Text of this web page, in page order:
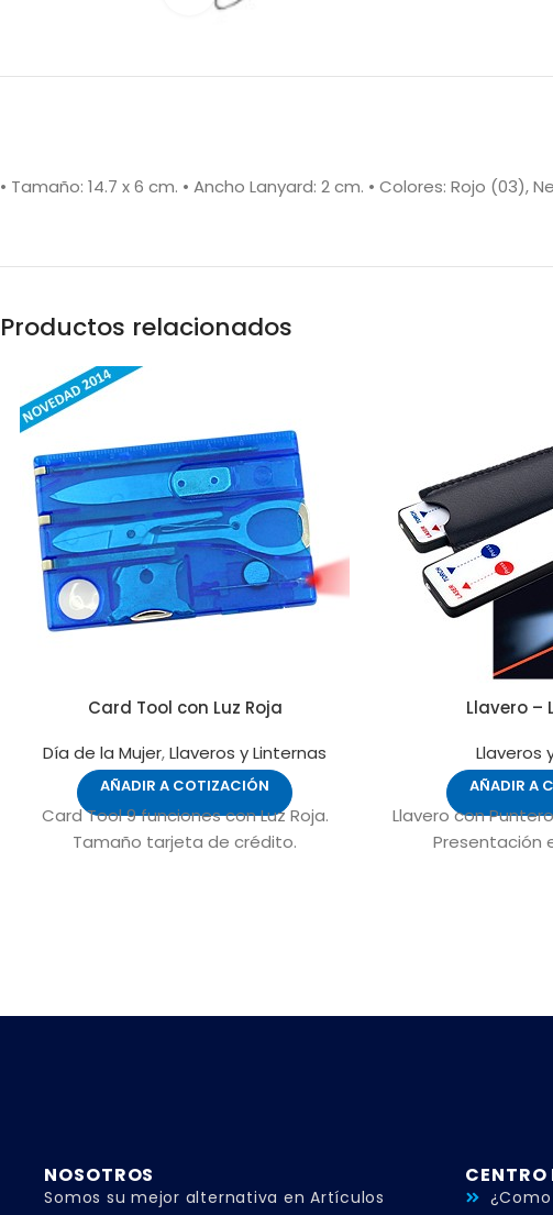
• Tamaño: 14.7 x 6 cm. • Ancho Lanyard: 2 cm. • Colores: Rojo
Productos relacionados
Card Tool con Luz Roja
Día de la Mujer,Llaveros y Linternas
AÑADIR A COTIZACIÓN
Card Tool 9 funciones con Luz Roja.
Tamaño tarjeta de crédito.
Llavero –
Llaveros
AÑADIR A
Llavero con Puntero
Presentación
NOSOTROS
Somos su mejor alternativa en Artículos
CENTRO